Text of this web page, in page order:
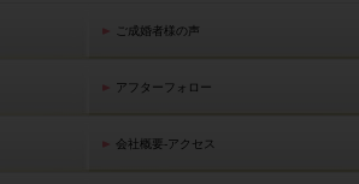
ご成婚者様の声
アフターフォロー
会社概要-アクセス